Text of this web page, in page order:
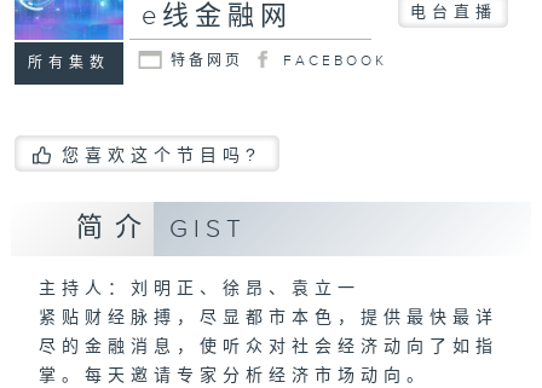
所有集数
e线金融网 电台直播
特备网页 FACEBOOK
您喜欢这个节目吗?
简介 GIST
主持人：刘明正、徐昂、袁立一
紧贴财经脉搏，尽显都市本色，提供最快最详
尽的金融消息，使听众对社会经济动向了如指
掌。每天邀请专家分析经济市场动向。